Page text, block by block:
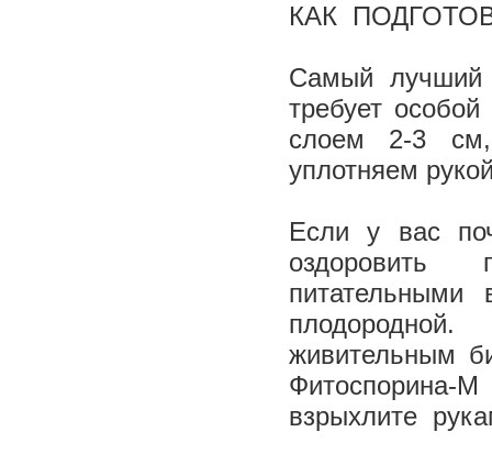
КАК
Самый лучший
требует
слоем 2-3 см,
уплотняем
Если у вас
оздоровить
живительным
взрыхлите